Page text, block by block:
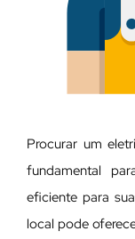
Procurar um
fundamental
eficiente para
local pode